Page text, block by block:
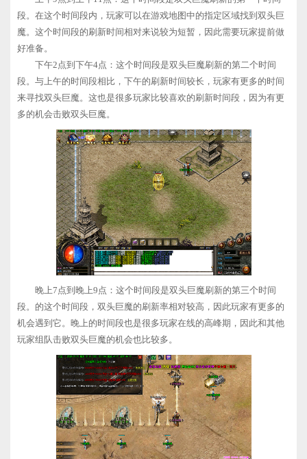
段。在这个时间段内，玩家可以在游戏地图中的指定区域找到双头巨
魔。这个时间段的刷新时间相对来说较为短暂，因此需要玩家提前做
好准备。
下午2点到下午4点：这个时间段是双头巨魔刷新的第二个时间
段。与上午的时间段相比，下午的刷新时间较长，玩家有更多的时间
来寻找双头巨魔。这也是很多玩家比较喜欢的刷新时间段，因为有更
多的机会击败双头巨魔。
晚上7点到晚上9点：这个时间段是双头巨魔刷新的第三个时间
段。的这个时间段，双头巨魔的刷新率相对较高，因此玩家有更多的
机会遇到它。晚上的时间段也是很多玩家在线的高峰期，因此和其他
玩家组队击败双头巨魔的机会也比较多。